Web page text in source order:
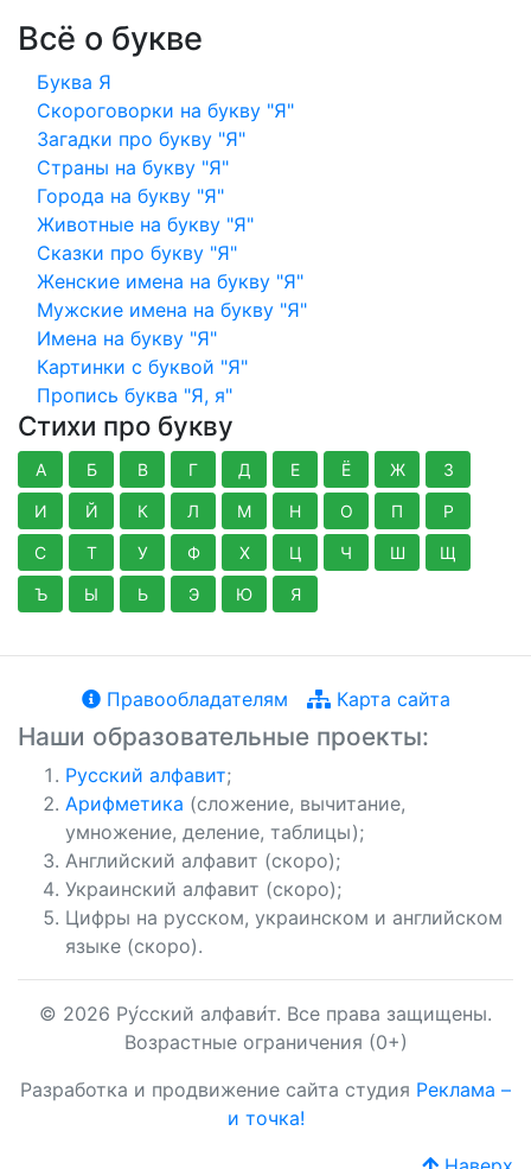
Всё о букве
Буква Я
Скороговорки на букву "Я"
Загадки про букву "Я"
Страны на букву "Я"
Города на букву "Я"
Животные на букву "Я"
Сказки про букву "Я"
Женские имена на букву "Я"
Мужские имена на букву "Я"
Имена на букву "Я"
Картинки с буквой "Я"
Пропись буква "Я, я"
Стихи про букву
А Б В Г Д Е Ё Ж З
И Й К Л М Н О П Р
С Т У Ф Х Ц Ч Ш Щ
Ъ Ы Ь Э Ю Я
Правообладателям Карта сайта
Наши образовательные проекты:
Русский алфавит;
Арифметика (сложение, вычитание,
умножение, деление, таблицы);
Английский алфавит (скоро);
Украинский алфавит (скоро);
Цифры на русском, украинском и английском
языке (скоро).
© 2026 Ру́сский алфави́т. Все права защищены.
Возрастные ограничения (0+)
Разработка и продвижение сайта студия Реклама –
и точка!